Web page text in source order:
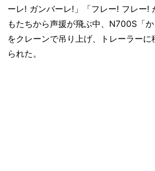
ーレ! ガンバーレ!」「フレー! フレー!
もたちから声援が飛ぶ中、N700S「
をクレーンで吊り上げ、トレーラーに
られた。